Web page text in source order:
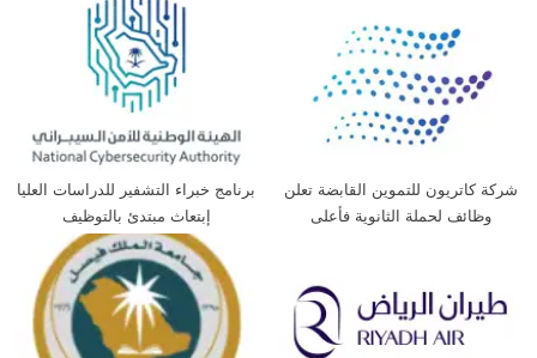
شركة كاتريون للتموين القابضة تعلن
وظائف لحملة الثانوية فأعلى
برنامج خبراء التشفير للدراسات العليا
إبتعاث مبتدئ بالتوظيف